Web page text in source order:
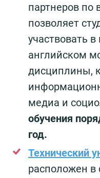
партнеров по
позволяет
участвовать
английском
дисциплины,
медиа и
обучения
год.
Технический
расположен в